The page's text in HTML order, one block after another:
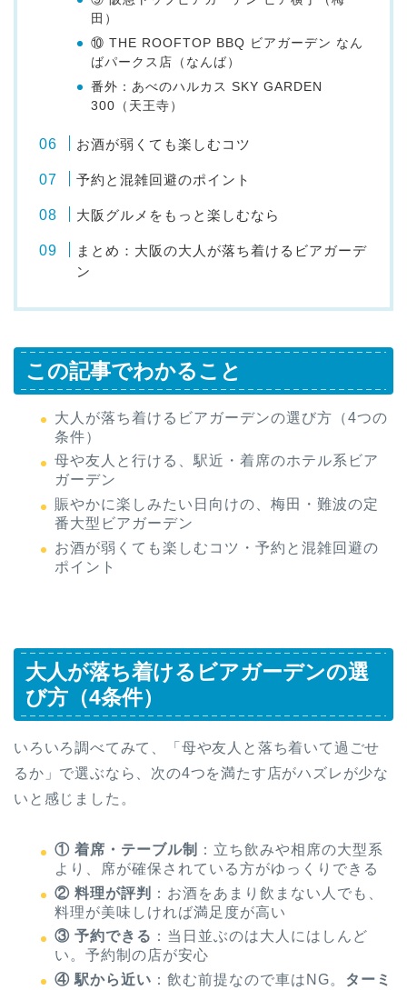
田）
⑩ THE ROOFTOP BBQ ビアガーデン なん
ばパークス店（なんば）
番外：あべのハルカス SKY GARDEN
300（天王寺）
お酒が弱くても楽しむコツ
予約と混雑回避のポイント
大阪グルメをもっと楽しむなら
まとめ：大阪の大人が落ち着けるビアガーデ
ン
この記事でわかること
大人が落ち着けるビアガーデンの選び方（4つの
条件）
母や友人と行ける、駅近・着席のホテル系ビア
ガーデン
賑やかに楽しみたい日向けの、梅田・難波の定
番大型ビアガーデン
お酒が弱くても楽しむコツ・予約と混雑回避の
ポイント
大人が落ち着けるビアガーデンの選
び方（4条件）
いろいろ調べてみて、「母や友人と落ち着いて過ごせ
るか」で選ぶなら、次の4つを満たす店がハズレが少な
いと感じました。
① 着席・テーブル制
：立ち飲みや相席の大型系
より、席が確保されている方がゆっくりできる
② 料理が評判
：お酒をあまり飲まない人でも、
料理が美味しければ満足度が高い
③ 予約できる ：当日並ぶのは大人にはしんど
い。予約制の店が安心
④ 駅から近い ：飲む前提なので車はNG。 ターミ